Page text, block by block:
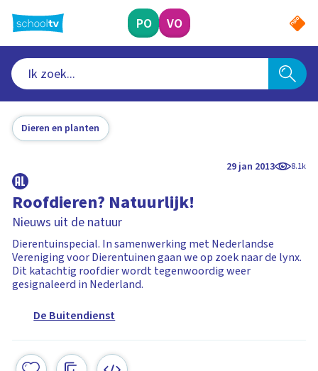
naar
hoofdinhoud
PO VO
Dieren en planten
29 jan 2013 8.1k
Roofdieren? Natuurlijk!
Nieuws uit de natuur
Dierentuinspecial. In samenwerking met Nederlandse
Vereniging voor Dierentuinen gaan we op zoek naar de lynx.
Dit katachtig roofdier wordt tegenwoordig weer
gesignaleerd in Nederland.
De Buitendienst